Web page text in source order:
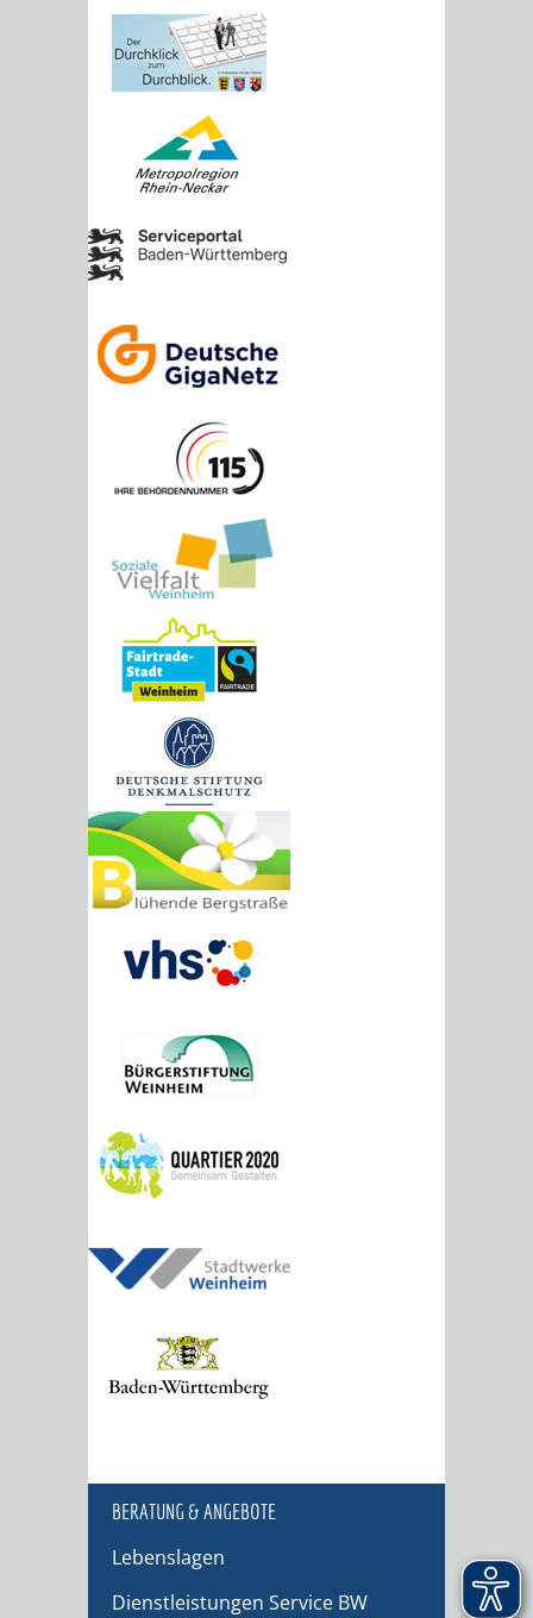
BERATUNG & ANGEBOTE
Lebenslagen
Dienstleistungen Service BW